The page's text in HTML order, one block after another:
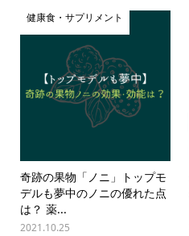
健康食・サプリメント
奇跡の果物「ノニ」トップモ
デルも夢中のノニの優れた点
は？ 薬...
2021.10.25